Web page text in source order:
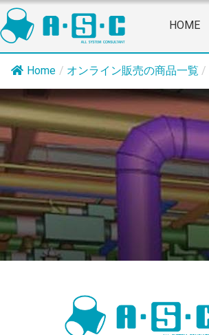
HOME
Home / オンライン販売の商品一覧 /